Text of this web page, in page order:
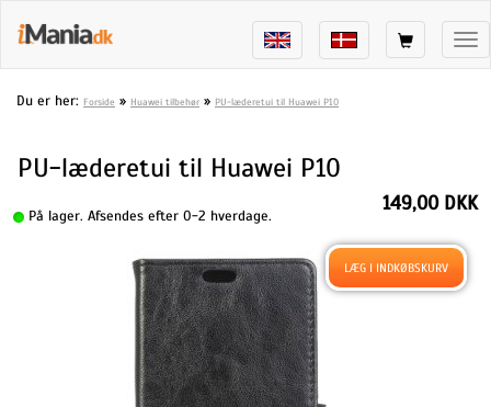
Du er her: Forside » Huawei tilbehør » PU-læderetui til Huawei P10
PU-læderetui til Huawei P10
På lager. Afsendes efter 0-2 hverdage.
149,00 DKK